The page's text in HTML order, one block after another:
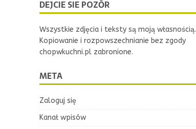
DEJCIE SIE POZŌR
Wszystkie zdjęcia i teksty są moją własnością.
Kopiowanie i rozpowszechnianie bez zgody
chopwkuchni.pl zabronione.
META
Zaloguj się
Kanał wpisów